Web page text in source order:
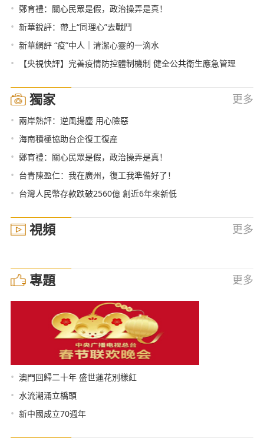
• 鄭育禮：關心民眾是假，政治操弄是真！
• 新華銳評：帶上“同理心”去戰鬥
• 新華網評 “疫”中人｜清潔心靈的一滴水
• 【央視快評】完善疫情防控體制機制 健全公共衛生應急管理
獨家 更多
• 兩岸熱評：逆風揚塵 用心險惡
• 海南積極協助台企復工復産
• 鄭育禮：關心民眾是假，政治操弄是真！
• 台青陳盈仁：我在廣州，復工我準備好了！
• 台灣人民幣存款跌破2560億 創近6年來新低
視頻 更多
專題 更多
• 澳門回歸二十年 盛世蓮花別樣紅
• 水流潮涌立橋頭
• 新中國成立70週年